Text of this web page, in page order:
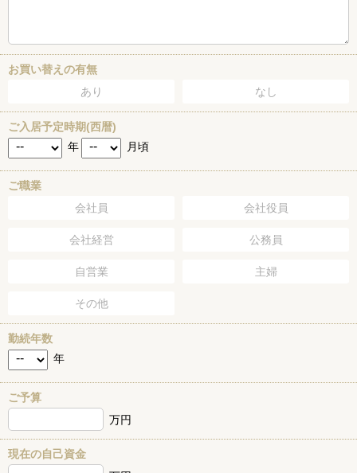
お買い替えの有無
あり
なし
ご入居予定時期(西暦)
年
月頃
ご職業
会社員
会社役員
会社経営 公務員
自営業 主婦
その他
勤続年数
年
ご予算
万円
現在の自己資金